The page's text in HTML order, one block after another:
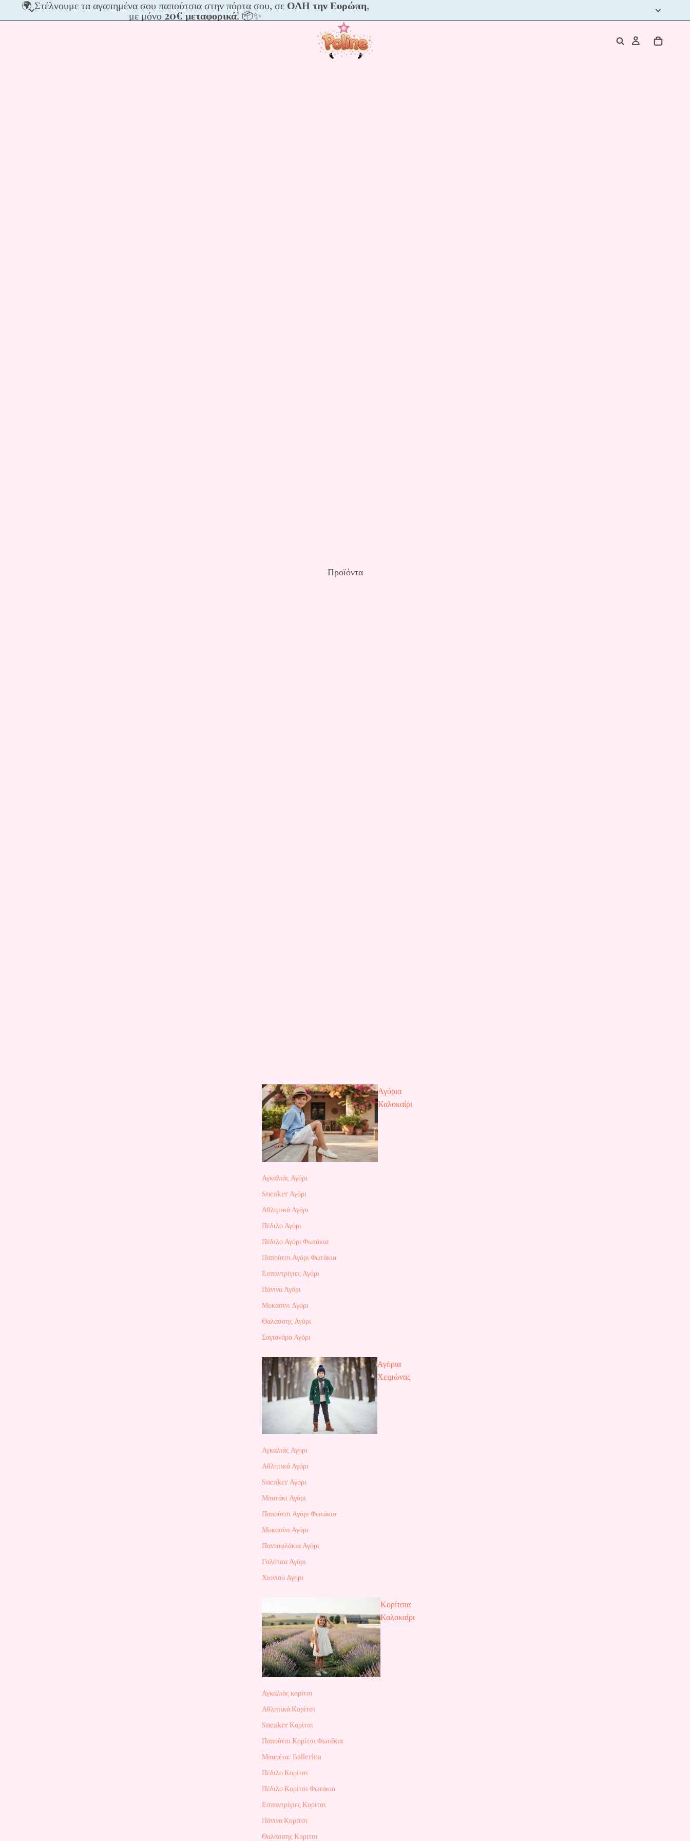
🌍 Στέλνουμε τα αγαπημένα σου παπούτσια στην πόρτα σου, σε ΟΛΗ την Ευρώπη,
με μόνο 20€ μεταφορικά! 📦✨
🌍
Στέλνουμε
τα
Προϊόντα
Αγόρια
Καλοκαίρι
Αγκαλιάς Αγόρι
Sneaker Αγόρι
Αθλητικά Αγόρι
Πέδιλο Αγόρι
Πέδιλο Αγόρι Φωτάκια
Παπούτσι Αγόρι Φωτάκια
Εσπαντρίγιες Αγόρι
Πάνινα Αγόρι
Μοκασίνι Αγόρι
Θαλάσσης Αγόρι
Σαγιονάρα Αγόρι
Αγόρια
Χειμώνας
Αγκαλιάς Αγόρι
Αθλητικά Αγόρι
Sneaker Αγόρι
Μποτάκι Αγόρι
Παπούτσι Αγόρι Φωτάκια
Μοκασίνι Αγόρι
Παντοφλάκια Αγόρι
Γαλότσα Αγόρι
Χιονιού Αγόρι
Κορίτσια
Καλοκαίρι
Αγκαλιάς κορίτσι
Αθλητικά Κορίτσι
Sneaker Κορίτσι
Παπούτσι Κορίτσι Φωτάκια
Μπαρέτα/ Ballerina
Πέδιλο Κορίτσι
Πέδιλο Κορίτσι Φωτάκια
Εσπαντρίγιες Κορίτσι
Πάνινα Κορίτσι
Θαλάσσης Κορίτσι